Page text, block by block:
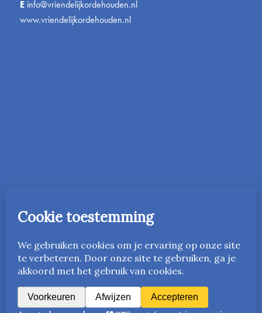
E info@vriendelijkordehouden.nl
www.vriendelijkordehouden.nl
gestart in Nederland. Vanaf 2023 is deze ook beschikbaar
in het Engels alswww.friendlyandfairteaching.com